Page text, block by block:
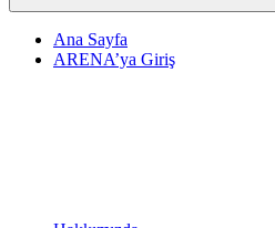
Ana Sayfa
ARENA’ya Giriş